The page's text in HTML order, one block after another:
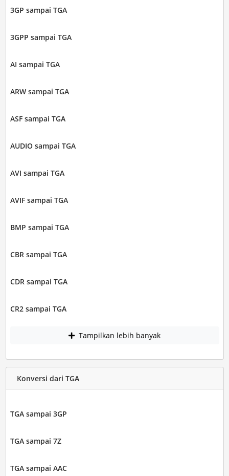
3GP sampai TGA
3GPP sampai TGA
AI sampai TGA
ARW sampai TGA
ASF sampai TGA
AUDIO sampai TGA
AVI sampai TGA
AVIF sampai TGA
BMP sampai TGA
CBR sampai TGA
CDR sampai TGA
CR2 sampai TGA
Tampilkan lebih banyak
Konversi dari TGA
TGA sampai 3GP
TGA sampai 7Z
TGA sampai AAC